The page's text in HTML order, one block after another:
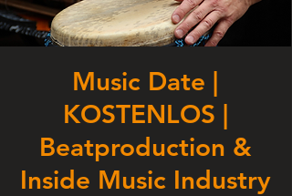
Music Date |
KOSTENLOS |
Beatproduction &
Inside Music Industry